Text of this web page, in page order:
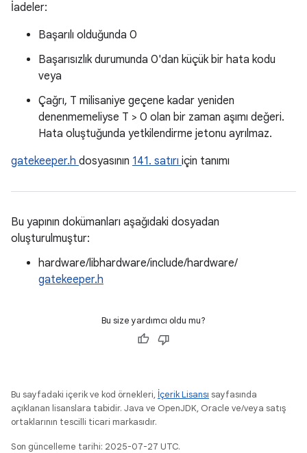
İadeler:
Başarılı olduğunda 0
Başarısızlık durumunda 0'dan küçük bir hata kodu
veya
Çağrı, T milisaniye geçene kadar yeniden
denenmemeliyse T > 0 olan bir zaman aşımı değeri.
Hata oluştuğunda yetkilendirme jetonu ayrılmaz.
gatekeeper.h dosyasının 141. satırı için tanımı
Bu yapının dokümanları aşağıdaki dosyadan
oluşturulmuştur:
hardware/libhardware/include/hardware/
gatekeeper.h
Bu size yardımcı oldu mu?
Bu sayfadaki içerik ve kod örnekleri, İçerik Lisansı sayfasında
açıklanan lisanslara tabidir. Java ve OpenJDK, Oracle ve/veya satış
ortaklarının tescilli ticari markasıdır.
Son güncelleme tarihi: 2025-07-27 UTC.